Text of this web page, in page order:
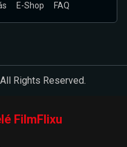
E-Shop FAQ
Rights Reserved.
FilmFlixu